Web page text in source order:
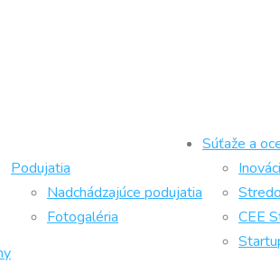
Podujatia
Nadchádzajúce podujatia
Fotogaléria
Súťaže a
CEE